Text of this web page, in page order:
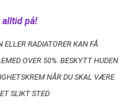
alltid på!
RADIATORER KAN FÅ
OVER 50%. BESKYTT HUDEN
NÅR DU SKAL VÆRE
SLIKT STED.